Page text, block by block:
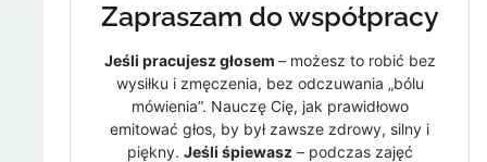
Zapraszam do współpracy
Jeśli pracujesz głosem – możesz to robić bez
wysiłku i zmęczenia, bez odczuwania „bólu
mówienia”. Nauczę Cię, jak prawidłowo
emitować głos, by był zawsze zdrowy, silny i
piękny. Jeśli śpiewasz– podczas zajęć